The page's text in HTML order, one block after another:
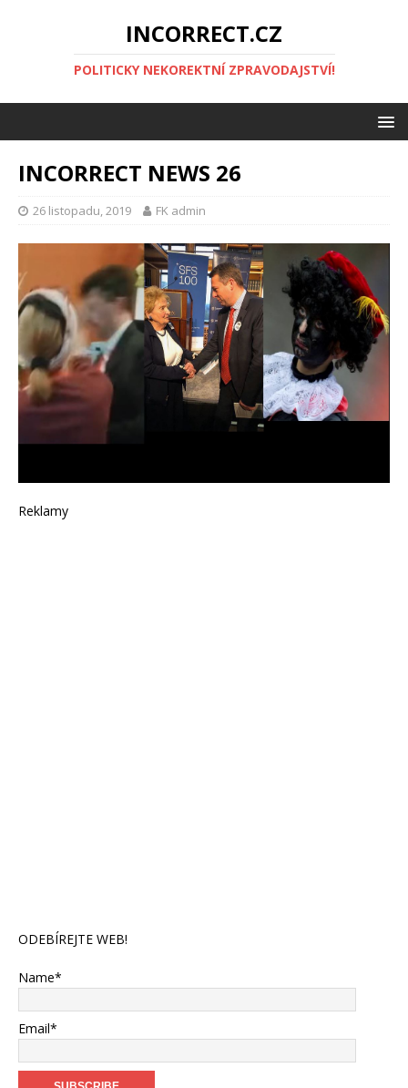
INCORRECT.CZ
POLITICKY NEKOREKTNÍ ZPRAVODAJSTVÍ!
INCORRECT NEWS 26
26 listopadu, 2019 FK admin
Reklamy
ODEBÍREJTE WEB!
Name*
Email*